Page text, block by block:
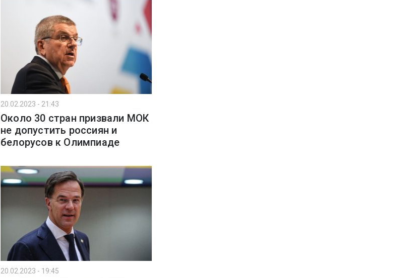
20.02.2023 - 21:43
Около 30 стран призвали МОК
не допустить россиян и
белорусов к Олимпиаде
20.02.2023 - 19:45